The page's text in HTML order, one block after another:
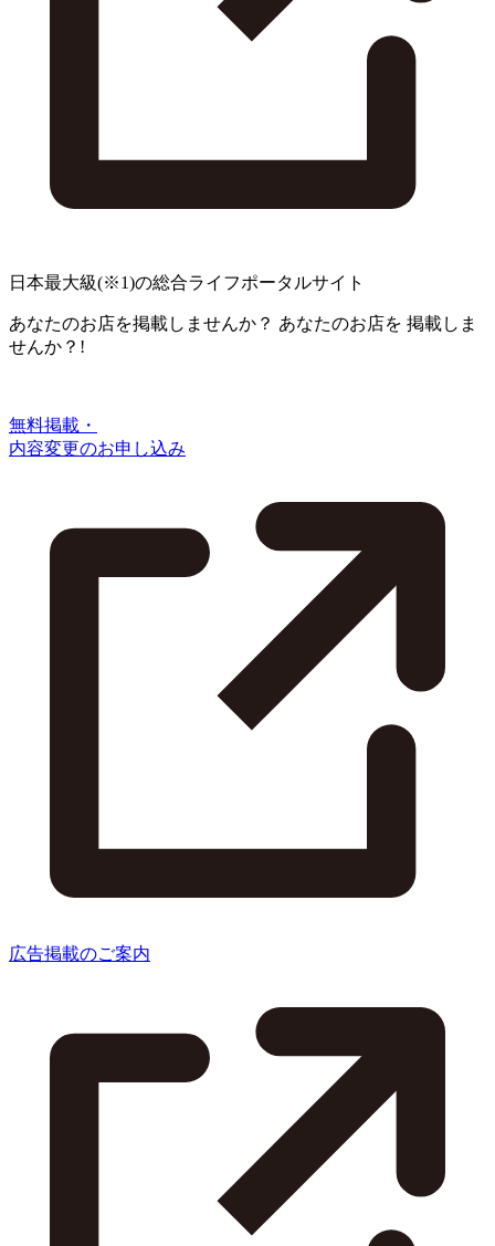
日本最大級(※1)の総合ライフポータルサイト
あなたのお店を掲載しませんか？ あなたのお店を 掲載しま
せんか？!
無料掲載・
内容変更のお申し込み
広告掲載のご案内